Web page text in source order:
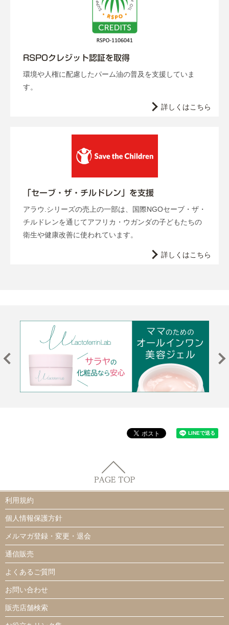
RSPOクレジット認証を取得
環境や人権に配慮したパーム油の普及を支援していま
す。
詳しくはこちら
「セーブ・ザ・チルドレン」を支援
アラウ.シリーズの売上の一部は、国際NGOセーブ・ザ・
チルドレンを通じてアフリカ・ウガンダの子どもたちの
衛生や健康改善に使われています。
詳しくはこちら
利用規約
個人情報保護方針
メルマガ登録・変更・退会
通信販売
よくあるご質問
お問い合わせ
販売店舗検索